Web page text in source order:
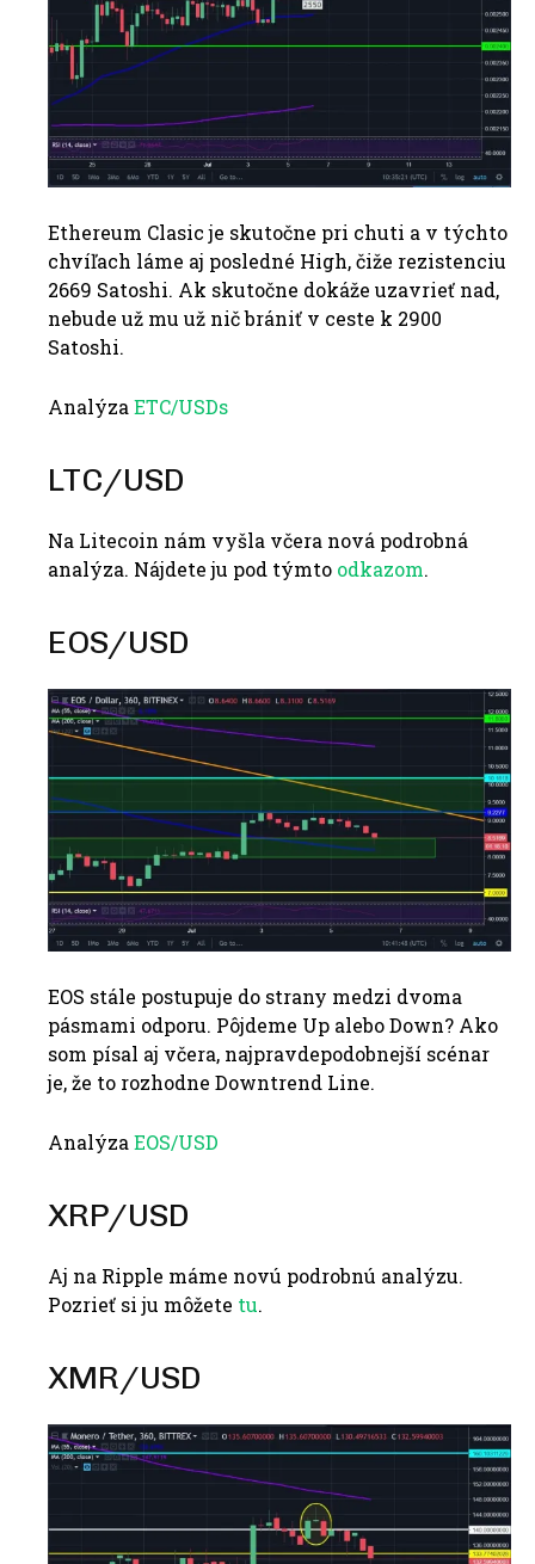
Ethereum Clasic je skutočne pri chuti a v týchto
chvíľach láme aj posledné High, čiže rezistenciu
2669 Satoshi. Ak skutočne dokáže uzavrieť nad,
nebude už mu už nič brániť v ceste k 2900
Satoshi.
AnalýzaETC/USDs
LTC/USD
Na Litecoin nám vyšla včera nová podrobná
analýza. Nájdete ju pod týmto odkazom.
EOS/USD
EOS stále postupuje do strany medzi dvoma
pásmami odporu. Pôjdeme Up alebo Down? Ako
som písal aj včera, najpravdepodobnejší scénar
je, že to rozhodne Downtrend Line.
Analýza EOS/USD
XRP/USD
Aj na Ripple máme novú podrobnú analýzu.
Pozrieť si ju môžete tu.
XMR/USD